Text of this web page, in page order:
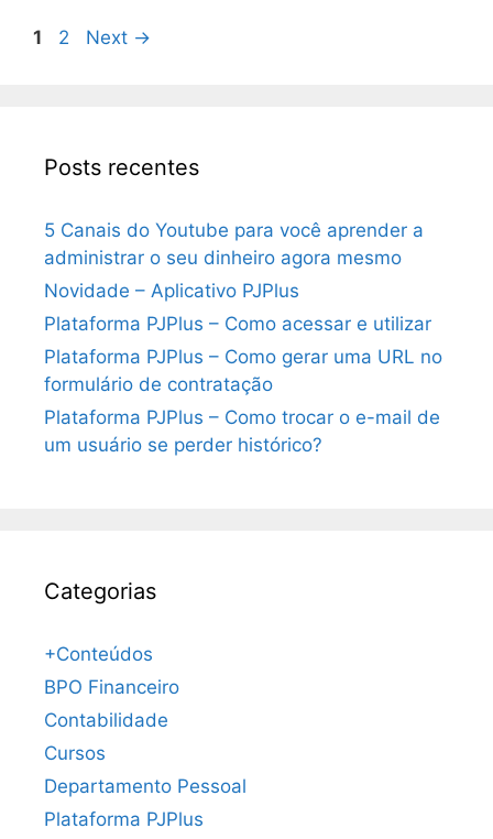
Navegação
Page
1 Page
2 Next →
Posts recentes
5 Canais do Youtube para você aprender a
administrar o seu dinheiro agora mesmo
Novidade – Aplicativo PJPlus
Plataforma PJPlus – Como acessar e utilizar
Plataforma PJPlus – Como gerar uma URL no
formulário de contratação
Plataforma PJPlus – Como trocar o e-mail de
um usuário se perder histórico?
Categorias
+Conteúdos
BPO Financeiro
Contabilidade
Cursos
Departamento Pessoal
Plataforma PJPlus